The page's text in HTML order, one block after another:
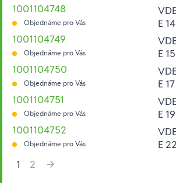
1001104748
Objednáme pro Vás
E 14
1001104749
Objednáme pro Vás
E 15
1001104750
Objednáme pro Vás
E 17
1001104751
Objednáme pro Vás
E 19
1001104752
Objednáme pro Vás
E 22
1
2